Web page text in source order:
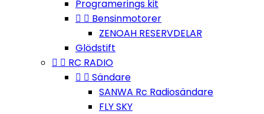
Programerings kit
  Bensinmotorer
ZENOAH RESERVDELAR
Glödstift
  RC RADIO
  Sändare
SANWA Rc Radiosändare
FLY SKY